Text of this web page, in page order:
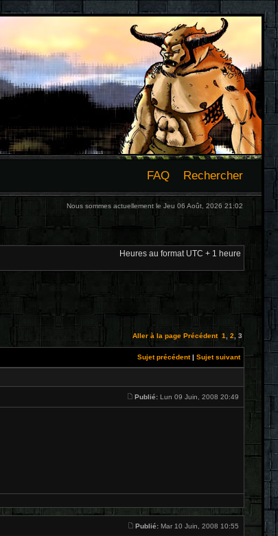
FAQ Rechercher
Nous sommes actuellement le Jeu 06 Août, 2026 21:02
Heures au format UTC + 1 heure
Aller à la page Précédent 1 2 3
Sujet précédent| Sujet suivant
Publié: Lun 09 Juin, 2008 20:49
Publié: Mar 10 Juin, 2008 10:55